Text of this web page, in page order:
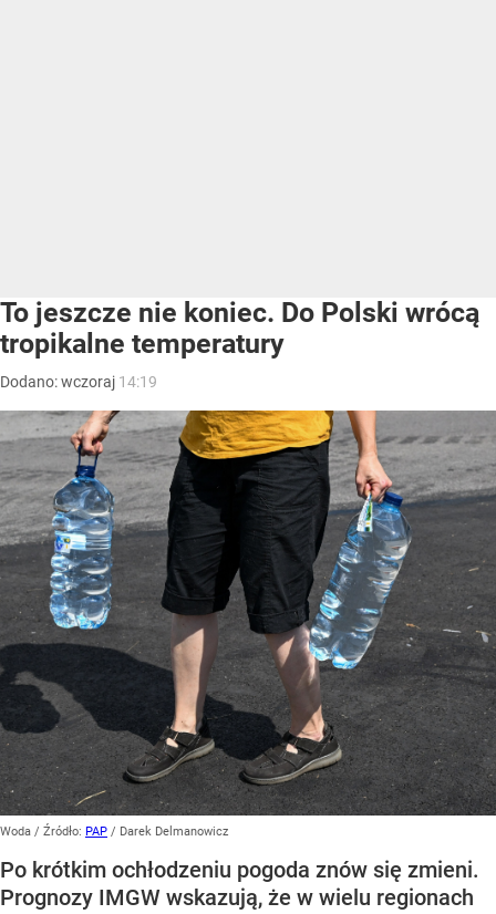
To jeszcze nie koniec. Do Polski wrócą
tropikalne temperatury
Dodano:wczoraj 14:19
Woda / Źródło: PAP / Darek Delmanowicz
Po krótkim ochłodzeniu pogoda znów się zmieni.
Prognozy IMGW wskazują, że w wielu regionach